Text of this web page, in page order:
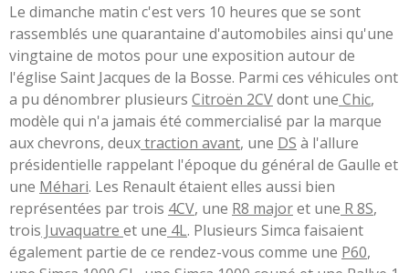
Le dimanche matin c'est vers 10 heures que se sont
rassemblés une quarantaine d'automobiles ainsi qu'une
vingtaine de motos pour une exposition autour de
l'église Saint Jacques de la Bosse. Parmi ces véhicules ont
a pu dénombrer plusieurs Citroën 2CVdont une Chic,
modèle qui n'a jamais été commercialisé par la marque
aux chevrons, deuxtraction avant, une DS à l'allure
présidentielle rappelant l'époque du général de Gaulle et
une Méhari. Les Renault étaient elles aussi bien
représentées par trois 4CV, une R8 majoret une R 8S,
trois Juvaquatre et une 4L. Plusieurs Simca faisaient
également partie de ce rendez-vous comme une P60,